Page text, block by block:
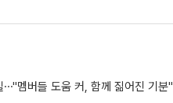
멤버들 도움 커, 함께 짊어진 기분"